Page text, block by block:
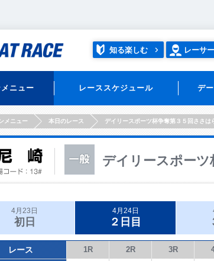
知る楽しむ レーサ
ニュー レーススケジュール デ
メニュー 本日のレース デイリースポーツ杯争奪第３５回ささは
デイリースポーツ
4月23日
初日
4月24日
２日目
レース 1R 2R 3R